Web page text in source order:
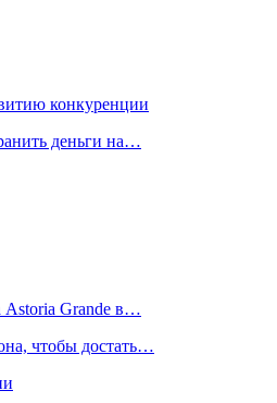
конкуренции
деньги на…
Astoria Grande в…
чтобы достать…